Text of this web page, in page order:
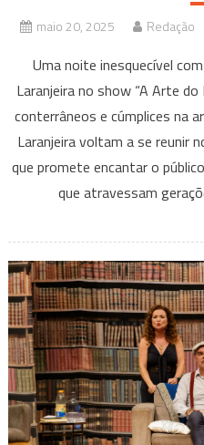
maio 20, 2025 Redação
Uma noite inesquecível
Laranjeira no show “A Arte
conterrâneos e cúmplices na
Laranjeira voltam a se reunir
que promete encantar o
que atravessam